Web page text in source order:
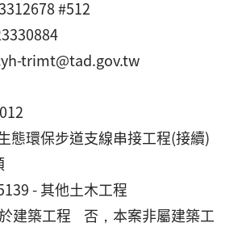
#512
trimt@tad.gov.tw
環保步道支線串接工程(接續)
- 其他土木工程
建築工程 否，本案非屬建築工